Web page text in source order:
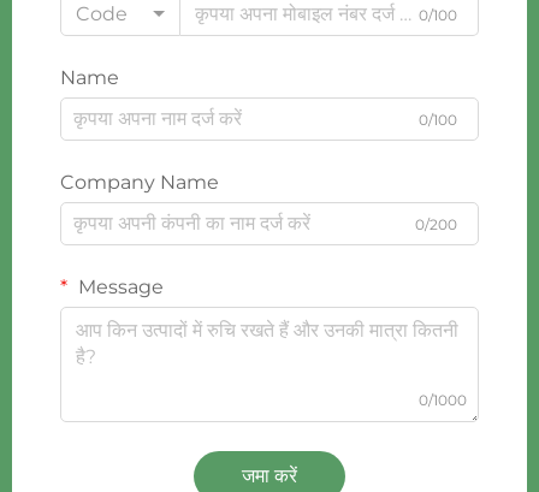
Code
0/100
Name
0/100
Company Name
0/200
Message
0/1000
जमा करें